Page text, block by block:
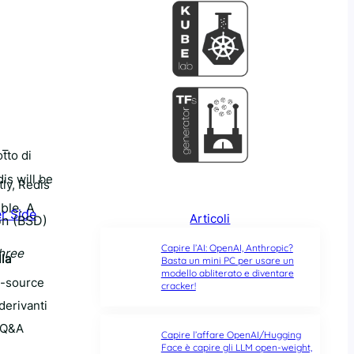
di
will be
Redis
A
Side
(BSD)
source
Articoli
Capire l’AI: OpenAI, Anthropic?
Basta un mini PC per usare un
modello abliterato e diventare
cracker!
Capire l’affare OpenAI/Hugging
Face è capire gli LLM open-weight,